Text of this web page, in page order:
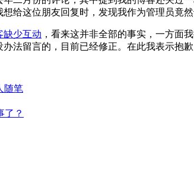
给这位朋友回复时，发现我作为管理员竟然
缺少互动 ，看来这并非全部的事实，一方面
法留言的，目前已经修正。在此我表示抱
随笔
了？